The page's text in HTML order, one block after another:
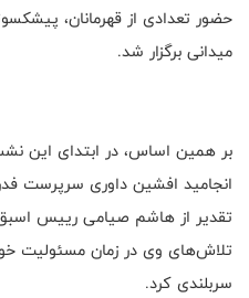
حضور تعدادی از قهرمانان،
میدانی برگزار شد.
بر همین اساس، در ابتدای
انجامید افشین داوری سرپرست
تقدیر از هاشم صیامی رییس
تلاش‌های وی در زمان مسئولیت
سربلندی کرد.